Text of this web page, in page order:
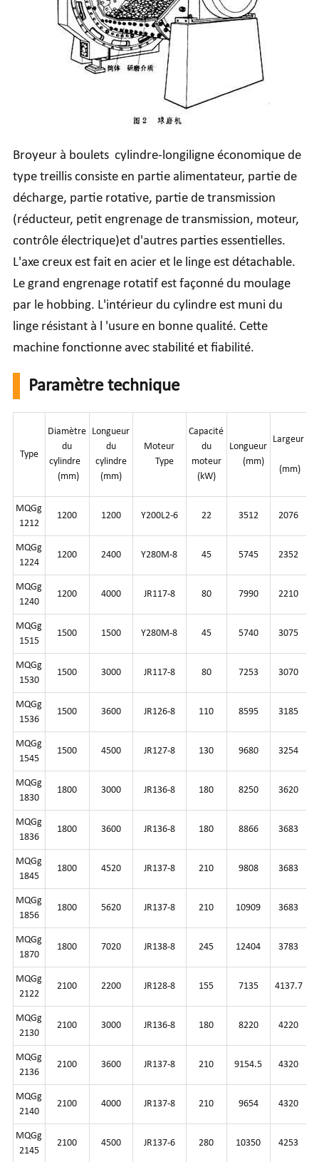
Broyeur à boulets cylindre-longiligne économique de
type treillis consiste en partie alimentateur, partie de
décharge, partie rotative, partie de transmission
(réducteur, petit engrenage de transmission, moteur,
contrôle électrique)et d'autres parties essentielles.
L'axe creux est fait en acier et le linge est détachable.
Le grand engrenage rotatif est façonné du moulage
par le hobbing. L'intérieur du cylindre est muni du
linge résistant à l 'usure en bonne qualité. Cette
machine fonctionne avec stabilité et fiabilité.
Paramètre technique
Type
Diamètre
du
cylindre
(mm)
Longueur
du
cylindre
(mm)
Moteur
Type
Capacité
du
moteur
(kW)
Longueur
(mm)
Largeur
(mm)
MQGg
1212
1200 1200 Y200L2-6 22 3512 2076
MQGg
1224
1200 2400 Y280M-8 45 5745 2352
MQGg
1240
1200 4000 JR117-8 80 7990 2210
MQGg
1515
1500 1500 Y280M-8 45 5740 3075
MQGg
1530
1500 3000 JR117-8 80 7253 3070
MQGg
1536
1500 3600 JR126-8 110 8595 3185
MQGg
1545
1500 4500 JR127-8 130 9680 3254
MQGg
1830
1800 3000 JR136-8 180 8250 3620
MQGg
1836
1800 3600 JR136-8 180 8866 3683
MQGg
1845
1800 4520 JR137-8 210 9808 3683
MQGg
1856
1800 5620 JR137-8 210 10909 3683
MQGg
1870
1800 7020 JR138-8 245 12404 3783
MQGg
2122
2100 2200 JR128-8 155 7135 4137.7
MQGg
2130
2100 3000 JR136-8 180 8220 4220
MQGg
2136
2100 3600 JR137-8 210 9154.5 4320
MQGg
2140
2100 4000 JR137-8 210 9654 4320
MQGg
2145
2100 4500 JR137-6 280 10350 4253